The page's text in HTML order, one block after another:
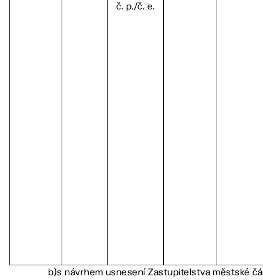
č. p./č. e.
b)s návrhem usnesení Zastupitelstva městské